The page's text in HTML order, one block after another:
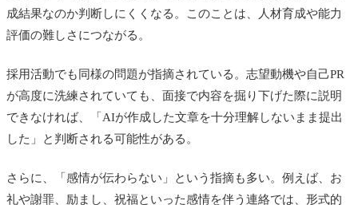
成結果なのか判断しにくくなる。このことは、人材育成や能力
評価の難しさにつながる。
採用活動でも同様の問題が指摘されている。志望動機や自己PR
が高度に洗練されていても、面接で内容を掘り下げた際に説明
できなければ、「AIが作成した文章を十分理解しないまま提出
した」と判断される可能性がある。
さらに、「感情が伝わらない」という指摘も多い。例えば、お
礼や謝罪、励まし、祝福といった感情を伴う連絡では、形式的